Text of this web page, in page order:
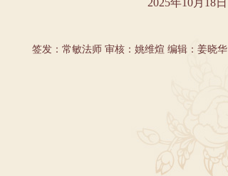
2025年10月18日
签发：常敏法师 审核：姚维煊 编辑：姜晓华